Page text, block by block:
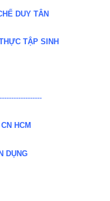
DUY TÂN
TẬP SINH
HCM
DỤNG